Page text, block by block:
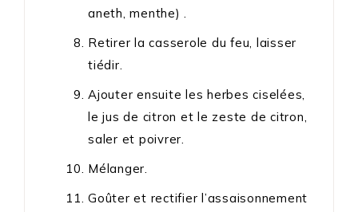
aneth, menthe) .
Retirer la casserole du feu, laisser
tiédir.
Ajouter ensuite les herbes ciselées,
le jus de citron et le zeste de citron,
saler et poivrer.
Mélanger.
Goûter et rectifier l’assaisonnement